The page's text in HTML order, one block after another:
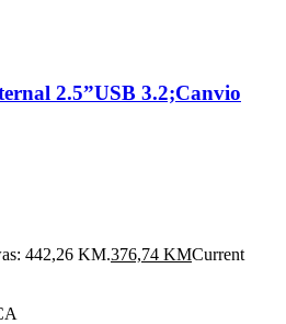
2.5”USB 3.2;Canvio
442,26 KM.376,74 KMCurrent